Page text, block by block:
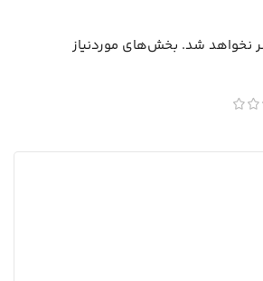
نخواهد شد. بخش‌های موردنیاز